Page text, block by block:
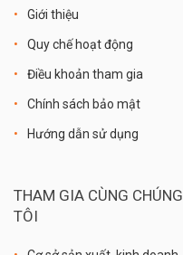
Giới thiệu
Quy chế hoạt động
Điều khoản tham gia
Chính sách bảo mật
Hướng dẫn sử dụng
THAM GIA CÙNG CHÚNG
TÔI